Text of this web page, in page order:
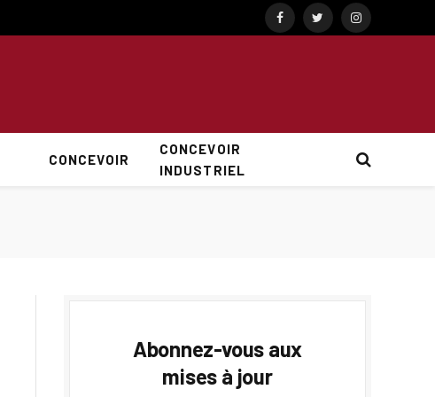
FacebookTwitterInstagram
CONCEVOIR
CONCEVOIR
INDUSTRIEL
Abonnez-vous aux
mises à jour